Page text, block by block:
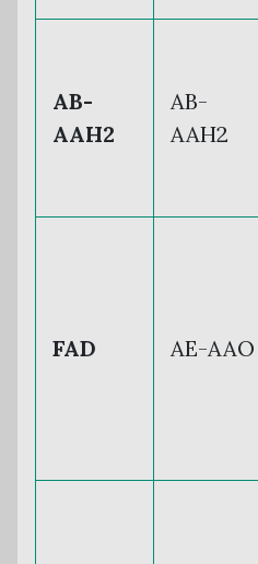
AB-
AAH2
AB-
AAH2
FAD AE-AAO